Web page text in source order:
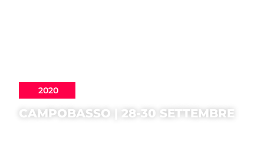
2020
CAMPOBASSO | 28-30 SETTEMBRE